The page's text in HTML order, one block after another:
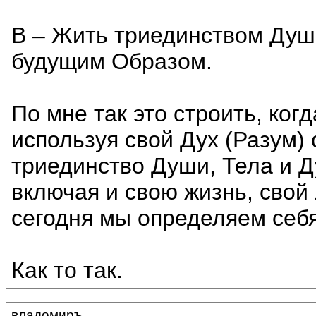
В – Жить триединством
будущим Образом.
По мне так это строить,
используя свой Дух
триединство Души, Тела и
включая и свою жизнь,
сегодня мы определяем
Как то так.